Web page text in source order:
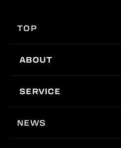
TOP
ABOUT
SERVICE
NEWS